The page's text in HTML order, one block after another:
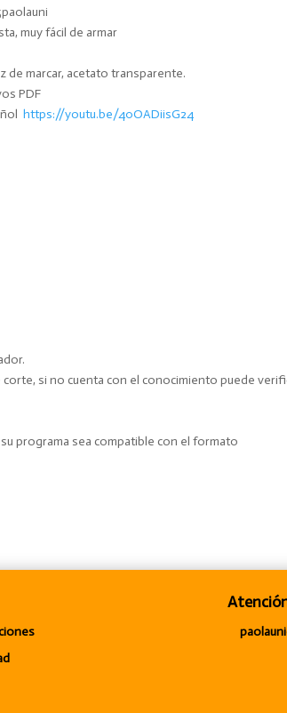
muy fácil de armar
de marcar, acetato transparente.
PDF
https://youtu.be/40OADiisG24
si no cuenta con el conocimiento puede
programa sea compatible con el formato